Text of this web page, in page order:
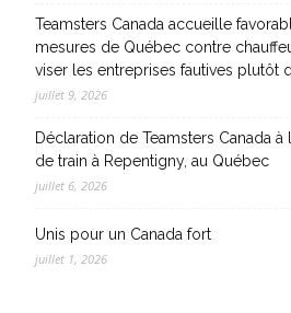
Teamsters Canada accueille
mesures de Québec contre
viser les entreprises fautives plutôt
juillet 9, 2026
Déclaration de Teamsters Canada
de train à Repentigny, au Québec
juillet 6, 2026
Unis pour un Canada fort
juillet 1, 2026